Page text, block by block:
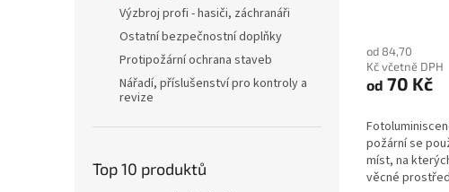
Výzbroj profi - hasiči, záchranáři
Ostatní bezpečnostní doplňky
Protipožární ochrana staveb
Nářadí, příslušenství pro kontroly a
revize
Top 10 produktů
od 84,70
Kč včetně DPH
od 70 Kč
požární se
míst, na
věcné